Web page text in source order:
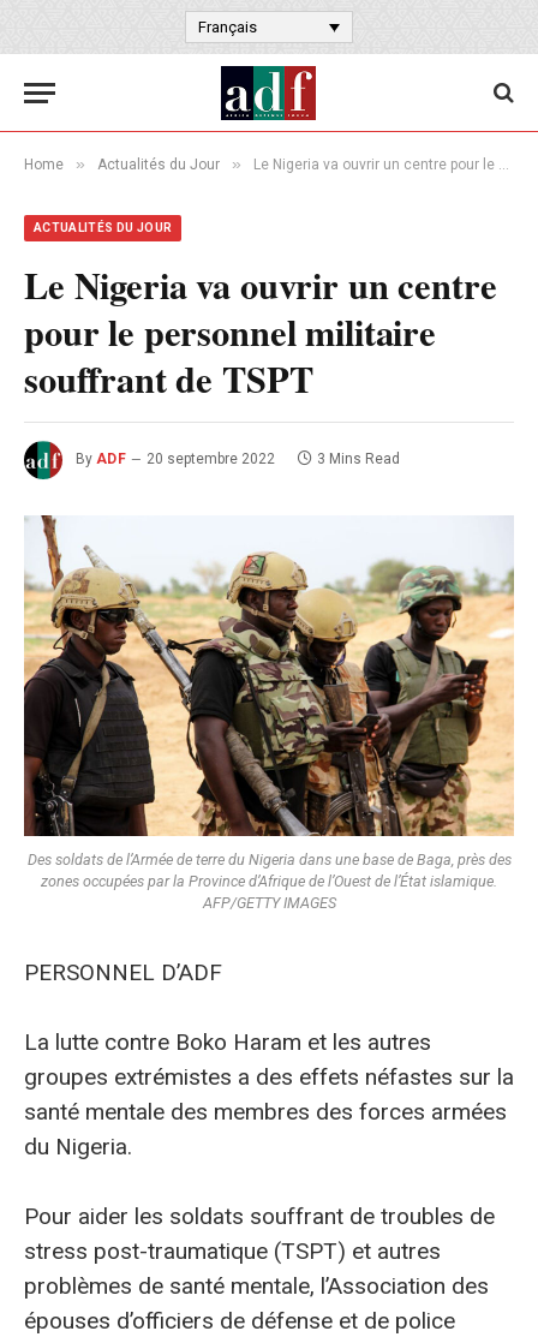
Français
Home » Actualités du Jour » Le Nigeria va ouvrir un centre pour le personnel militaire souffrant de TSPT
ACTUALITÉS DU JOUR
Le Nigeria va ouvrir un centre
pour le personnel militaire
souffrant de TSPT
By ADF 20 septembre 2022 3 Mins Read
Des soldats de l’Armée de terre du Nigeria dans une base de Baga, près des
zones occupées par la Province d’Afrique de l’Ouest de l’État islamique.
AFP/GETTY IMAGES
PERSONNEL D’ADF
La lutte contre Boko Haram et les autres
groupes extrémistes a des effets néfastes sur la
santé mentale des membres des forces armées
du Nigeria.
Pour aider les soldats souffrant de troubles de
stress post-traumatique (TSPT) et autres
problèmes de santé mentale, l’Association des
épouses d’officiers de défense et de police